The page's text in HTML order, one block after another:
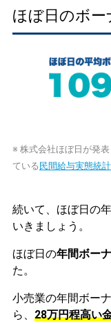
ほぼ日のボー
※ 株式会社ほぼ日が発
ている 民間給与実態統
続いて、ほぼ日の
いきましょう。
ほぼ日の年間ボー
た。
小売業の年間ボー
ら、 28万円程高い